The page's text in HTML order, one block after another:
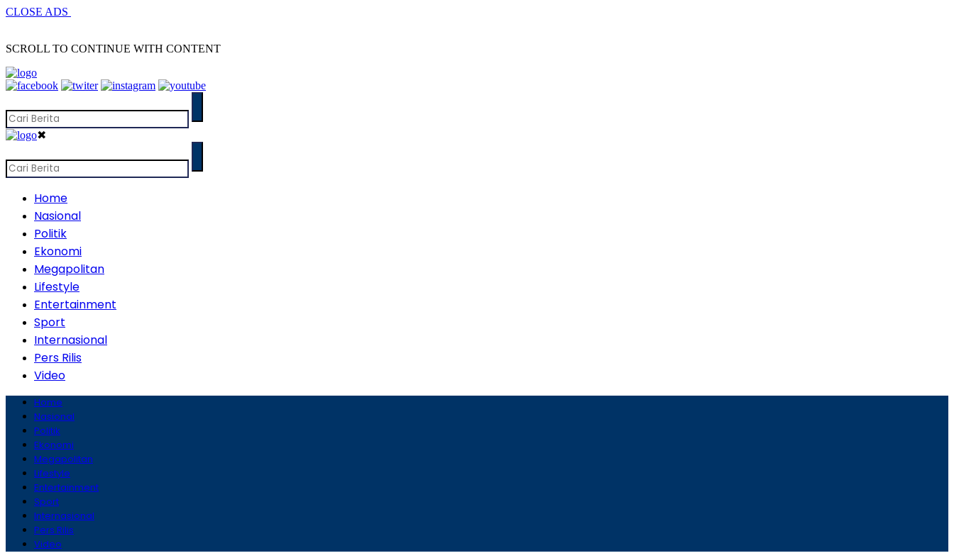
CLOSE ADS
SCROLL TO CONTINUE WITH CONTENT
✖
Home
Nasional
Politik
Ekonomi
Megapolitan
Lifestyle
Entertainment
Sport
Internasional
Pers Rilis
Video
Home
Nasional
Politik
Ekonomi
Megapolitan
Lifestyle
Entertainment
Sport
Internasional
Pers Rilis
Video